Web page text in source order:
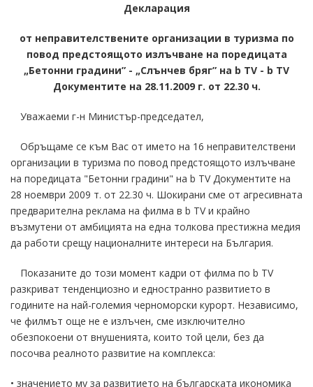
Декларация
от неправителствените организации в туризма по
повод предстоящото излъчване на поредицата
„Бетонни градини” - „Слънчев бряг” на b ТV - b ТV
Документите на 28.11.2009 г. от 22.30 ч.
Уважаеми г-н Министър-председател,
Обръщаме се към Вас от името на 16 неправителствени
организации в туризма по повод предстоящото излъчване
на поредицата "Бетонни градини" на b ТV Документите на
28 ноември 2009 т. от 22.30 ч. Шокирани сме от агресивната
предварителна реклама на филма в b ТV и крайно
възмутени от амбицията на една толкова престижна медия
да работи срещу националните интереси на България.
Показаните до този момент кадри от филма по b ТV
разкриват тенденциозно и едностранно развитието в
годините на най-големия черноморски курорт. Независимо,
че филмът още не е излъчен, сме изключително
обезпокоени от внушенията, които той цели, без да
посочва реалното развитие на комплекса:
• значението му за развитието на българската икономика